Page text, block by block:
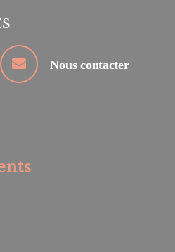
Nous contacter